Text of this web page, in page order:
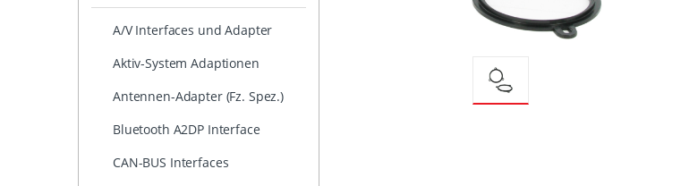
A/V Interfaces und Adapter
Aktiv-System Adaptionen
Antennen-Adapter (Fz. Spez.)
Bluetooth A2DP Interface
CAN-BUS Interfaces